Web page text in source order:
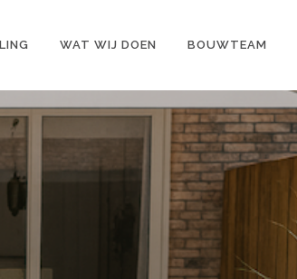
WAT WIJ DOEN BOUWTEAM